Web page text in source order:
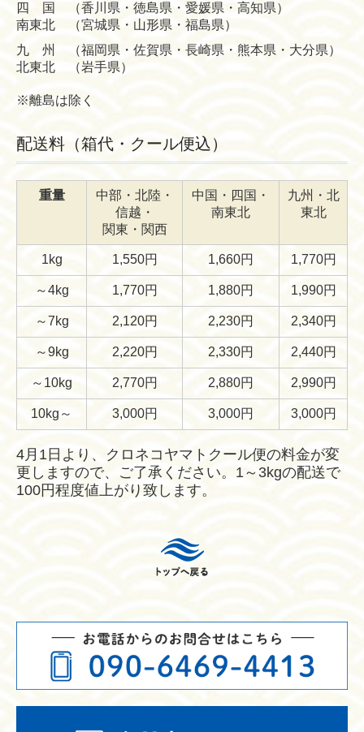
四 国 （香川県・徳島県・愛媛県・高知県）
南東北 （宮城県・山形県・福島県）
九 州 （福岡県・佐賀県・長崎県・熊本県・大分県）
北東北 （岩手県）
※離島は除く
配送料（箱代・クール便込）
重量
中部・北陸・
信越・
関東・関西
中国・四国・
南東北
九州・北
東北
1kg 1,550円 1,660円 1,770円
～4kg 1,770円 1,880円 1,990円
～7kg 2,120円 2,230円 2,340円
～9kg 2,220円 2,330円 2,440円
～10kg 2,770円 2,880円 2,990円
10kg～ 3,000円 3,000円 3,000円
4月1日より、クロネコヤマトクール便の料金が変
更しますので、ご了承ください。1～3kgの配送で
100円程度値上がり致します。